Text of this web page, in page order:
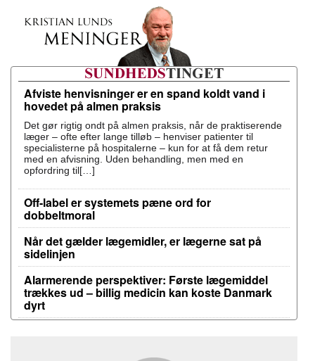
Afviste henvisninger er en spand koldt vand i
hovedet på almen praksis
Det gør rigtig ondt på almen praksis, når de praktiserende
læger – ofte efter lange tilløb – henviser patienter til
specialisterne på hospitalerne – kun for at få dem retur
med en afvisning. Uden behandling, men med en
opfordring til[…]
Off-label er systemets pæne ord for
dobbeltmoral
Når det gælder lægemidler, er lægerne sat på
sidelinjen
Alarmerende perspektiver: Første lægemiddel
trækkes ud – billig medicin kan koste Danmark
dyrt